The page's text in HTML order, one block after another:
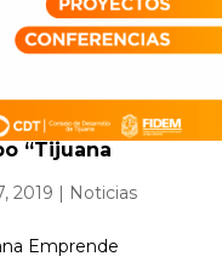
“Tijuana
2019 | Noticias
Emprende